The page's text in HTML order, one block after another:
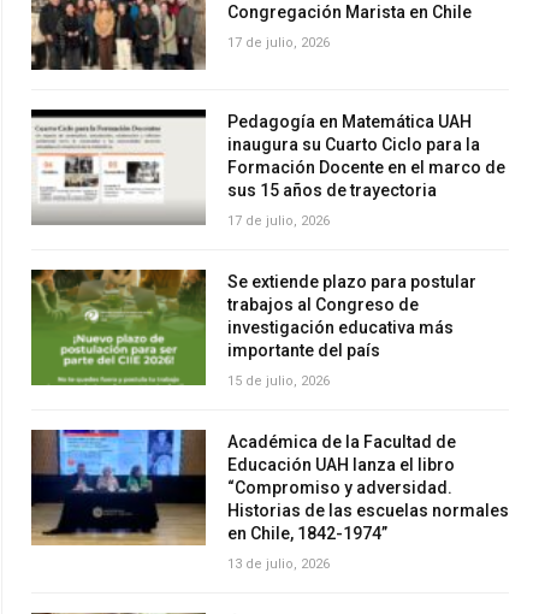
Congregación Marista en Chile
17 de julio, 2026
Pedagogía en Matemática UAH
inaugura su Cuarto Ciclo para la
Formación Docente en el marco de
sus 15 años de trayectoria
17 de julio, 2026
Se extiende plazo para postular
trabajos al Congreso de
investigación educativa más
importante del país
15 de julio, 2026
Académica de la Facultad de
Educación UAH lanza el libro
“Compromiso y adversidad.
Historias de las escuelas normales
en Chile, 1842-1974”
13 de julio, 2026